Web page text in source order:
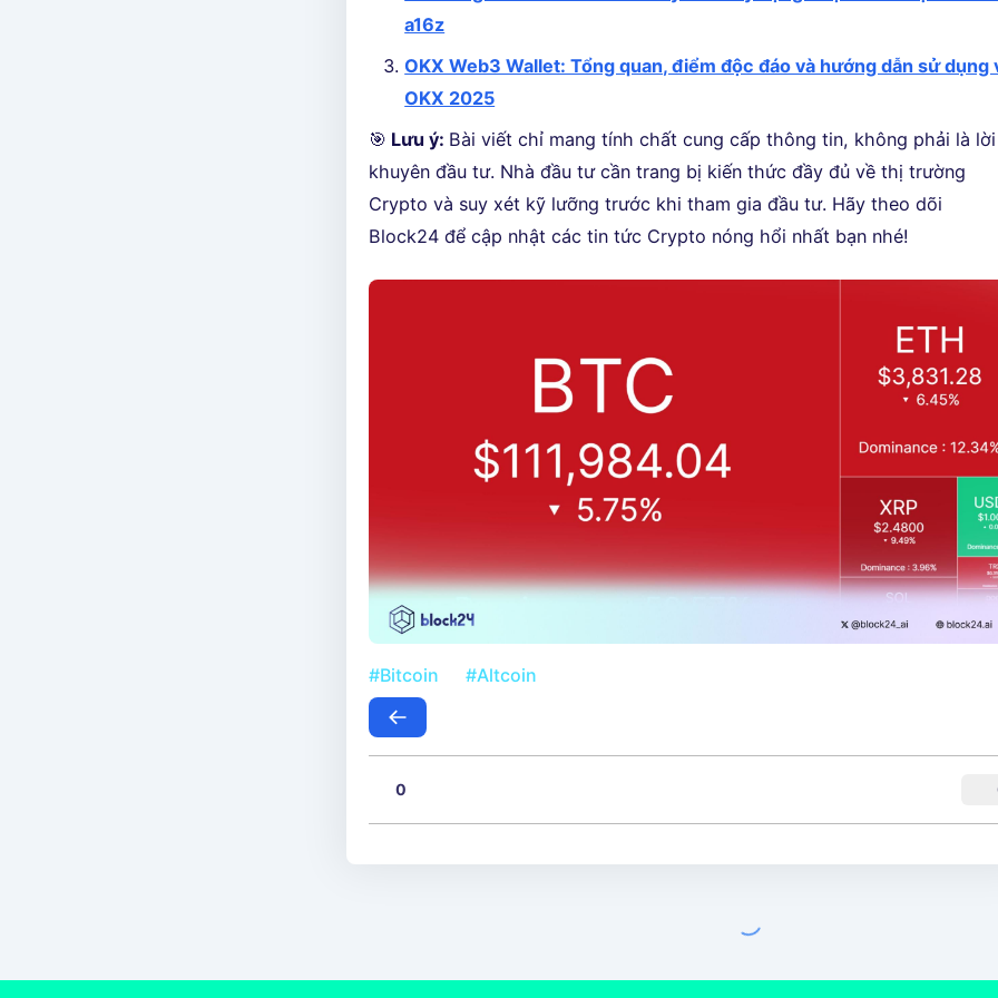
a16z
OKX Web3 Wallet: Tổng quan, điểm độc đáo và hướng dẫn sử dụng
OKX 2025
🎯 Lưu ý: Bài viết chỉ mang tính chất cung cấp thông tin, không phải là lời
khuyên đầu tư. Nhà đầu tư cần trang bị kiến thức đầy đủ về thị trường
Crypto và suy xét kỹ lưỡng trước khi tham gia đầu tư. Hãy theo dõi
Block24 để cập nhật các tin tức Crypto nóng hổi nhất bạn nhé!
#Bitcoin #Altcoin
0